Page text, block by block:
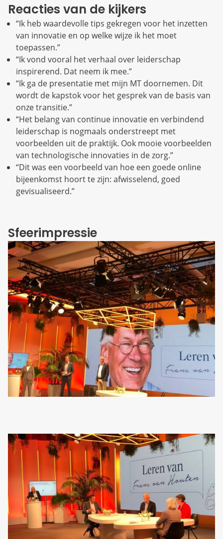
Reacties van de kijkers
“Ik heb waardevolle tips gekregen voor het inzetten
van innovatie en op welke wijze ik het moet
toepassen.”
“Ik vond vooral het verhaal over leiderschap
inspirerend. Dat neem ik mee.”
“Ik ga de presentatie met mijn MT doornemen. Dit
wordt de kapstok voor het gesprek van de basis van
onze transitie.”
“Het belang van continue innovatie en verbindend
leiderschap is nogmaals onderstreept met
voorbeelden uit de praktijk. Ook mooie voorbeelden
van technologische innovaties in de zorg.”
“Dit was een voorbeeld van hoe een goede online
bijeenkomst hoort te zijn: afwisselend, goed
gevisualiseerd.”
Sfeerimpressie